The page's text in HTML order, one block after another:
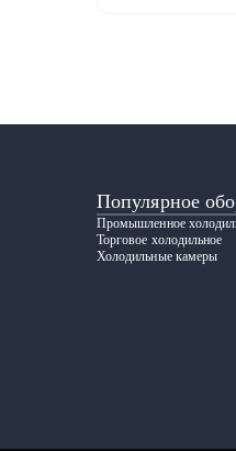
Популярное
Промышленное
Торговое холодильное
Холодильные камеры